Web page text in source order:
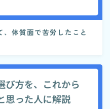
体質面で苦労したこと